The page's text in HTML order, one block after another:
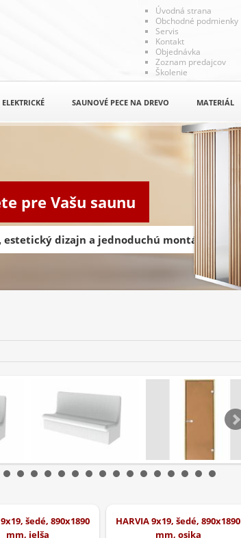
pre Vašu saunu
dizajn a jednoduchú montáž
Úvodná strana
Obchodné podmienky
Servis
Kontakt
Objednávka
Zoznam predajcov
Školenie
SAUNOVÉ PECE NA DREVO MATERIÁL
šedé, 890x1890
mm, jelša
HARVIA 9x19, šedé, 890x1890
mm, osika